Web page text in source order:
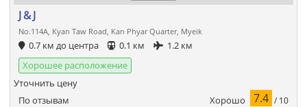
J & J
No.114A, Kyan Taw Road, Kan Phyar Quarter, Myeik
0.7 км до центра 0.1 км
1.2 км
Хорошее расположение
По отзывам Хорошо 7.4 / 10
Уточнить цену